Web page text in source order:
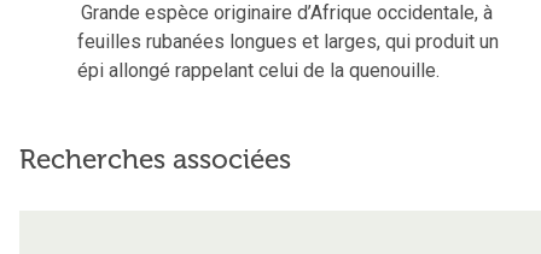
Grande espèce originaire d’Afrique occidentale, à
feuilles rubanées longues et larges, qui produit un
épi allongé rappelant celui de la quenouille.
Recherches associées